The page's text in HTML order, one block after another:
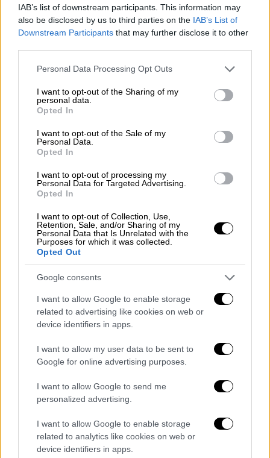
IAB’s list of downstream participants. This information may
also be disclosed by us to third parties on the IAB’s List of
Downstream Participants that may further disclose it to other
Please note that this website/app uses one or more Google
not limited to your visit or usage behaviour. You may click to
grant or deny consent to Google and its third-party tags to
use your data for below specified purposes in below Google
consent section.
Personal Data Processing Opt Outs
I want to opt-out of the Sharing of my
personal data.
Opted In
I want to opt-out of the Sale of my
Personal Data.
Opted In
I want to opt-out of processing my
Personal Data for Targeted Advertising.
Opted In
I want to opt-out of Collection, Use,
Retention, Sale, and/or Sharing of my
Personal Data that Is Unrelated with the
Purposes for which it was collected.
Opted Out
Google consents
I want to allow Google to enable storage
related to advertising like cookies on web or
device identifiers in apps.
I want to allow my user data to be sent to
Google for online advertising purposes.
I want to allow Google to send me
personalized advertising.
I want to allow Google to enable storage
related to analytics like cookies on web or
device identifiers in apps.
Πολιτική|01.03.2026 07:45
Ποιες κινήσεις κάνει η Αθήνα μετά τις
επαφών
Ενεργοποιήθηκε η Μονάδα Διαχείρισης
Κρίσεων, ο οικονομικός αντίκτυπος και τα
Πολιτική|28.02.2026 20:03
Γεραπετρίτης μετά το ΚΥΣΕΑ: Έχουμε
πλάνο εκκένωσης για τους Έλληνες στο
«Καλώ τους Έλληνες πολίτες στην περιοχή
να παραμένουν σε ασφαλή τόπο και να
ακολουθούν τις οδηγίες των πρεσβειών